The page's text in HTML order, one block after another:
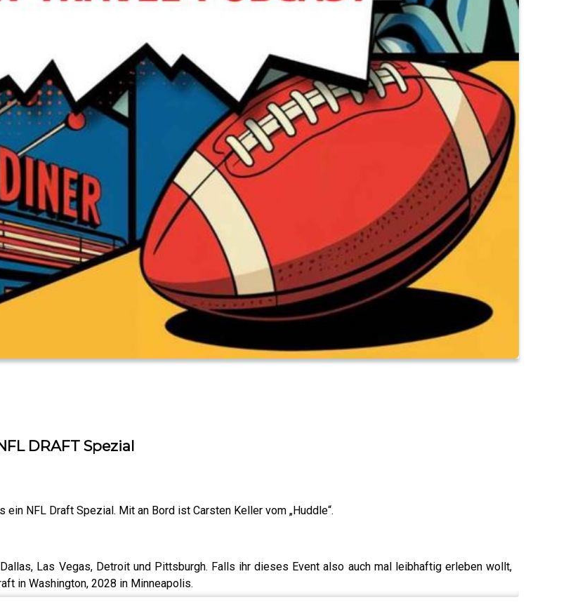
DRAFT Spezial
NFL Draft Spezial. Mit an Bord ist Carsten Keller vom „Huddle“.
Las Vegas, Detroit und Pittsburgh. Falls ihr dieses Event also auch mal leibhaftig erleben wollt,
in Washington, 2028 in Minneapolis.